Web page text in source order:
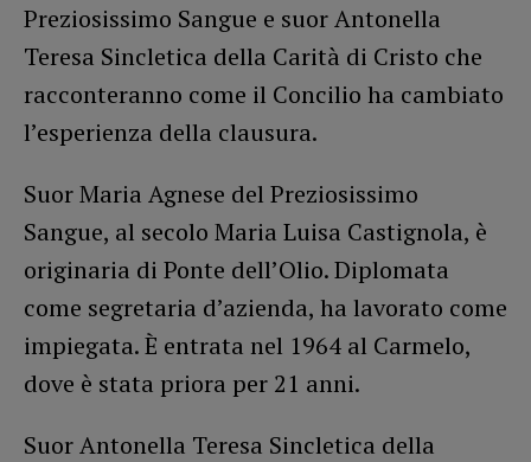
Preziosissimo Sangue e suor Antonella
Teresa Sincletica della Carità di Cristo che
racconteranno come il Concilio ha cambiato
l’esperienza della clausura.
Suor Maria Agnese del Preziosissimo
Sangue, al secolo Maria Luisa Castignola, è
originaria di Ponte dell’Olio. Diplomata
come segretaria d’azienda, ha lavorato come
impiegata. È entrata nel 1964 al Carmelo,
dove è stata priora per 21 anni.
Suor Antonella Teresa Sincletica della